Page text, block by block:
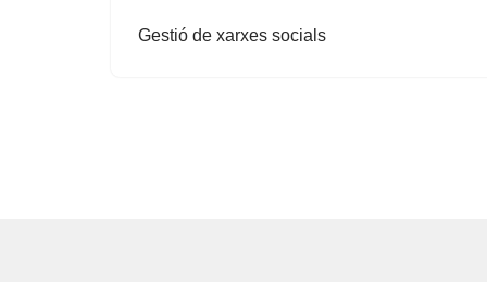
Gestió de xarxes socials